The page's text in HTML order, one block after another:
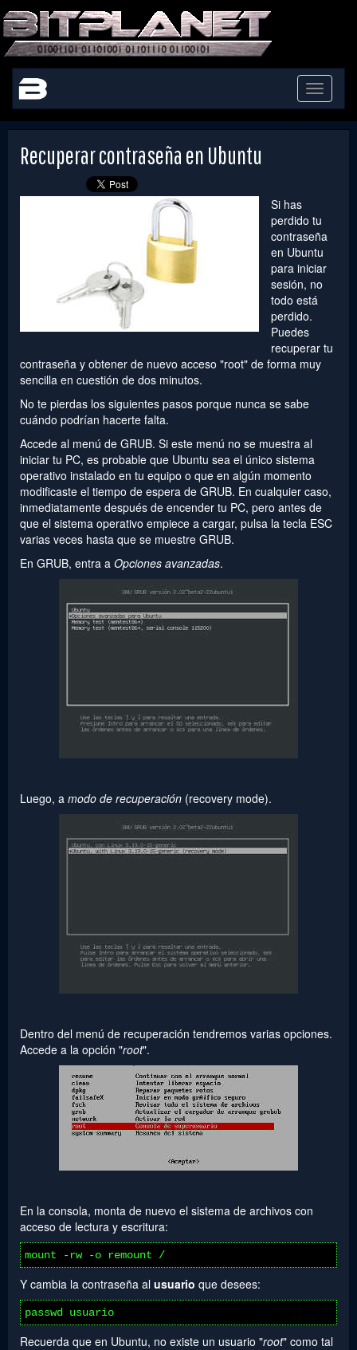
Toggle
Recuperar contraseña en Ubuntu
Si has
perdido tu
contraseña
en Ubuntu
para iniciar
sesión, no
todo está
perdido.
Puedes
recuperar tu
contraseña y obtener de nuevo acceso "root" de forma muy
sencilla en cuestión de dos minutos.
No te pierdas los siguientes pasos porque nunca se sabe
cuándo podrían hacerte falta.
Accede al menú de GRUB. Si este menú no se muestra al
iniciar tu PC, es probable que Ubuntu sea el único sistema
operativo instalado en tu equipo o que en algún momento
modificaste el tiempo de espera de GRUB. En cualquier caso,
inmediatamente después de encender tu PC, pero antes de
que el sistema operativo empiece a cargar, pulsa la tecla ESC
varias veces hasta que se muestre GRUB.
En GRUB, entra a Opciones avanzadas.
Luego, a modo de recuperación (recovery mode).
Dentro del menú de recuperación tendremos varias opciones.
Accede a la opción "root".
En la consola, monta de nuevo el sistema de archivos con
acceso de lectura y escritura:
mount -rw -o remount /
Y cambia la contraseña al usuario que desees:
passwd usuario
Recuerda que en Ubuntu, no existe un usuario "root" como tal